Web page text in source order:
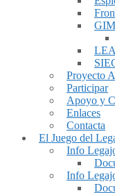
LEA
Proyecto
Participar
Apoyo y
Enlaces
Contacta
El Juego del
Info
Info